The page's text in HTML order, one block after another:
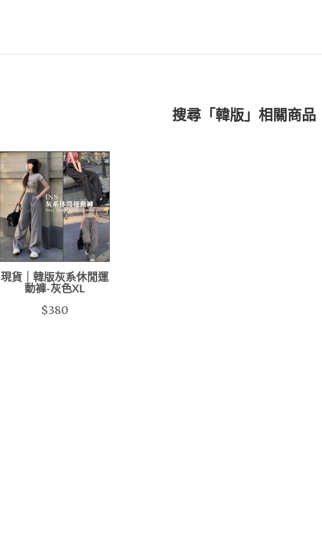
搜尋「韓版」相關商品
現貨｜韓版灰系休閒運
動褲-灰色XL
$380